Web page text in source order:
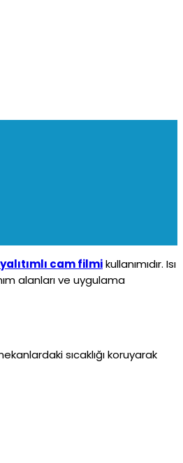
yalıtımlı cam filmikullanımıdır. Isı
alanları ve uygulama
sıcaklığı koruyarak